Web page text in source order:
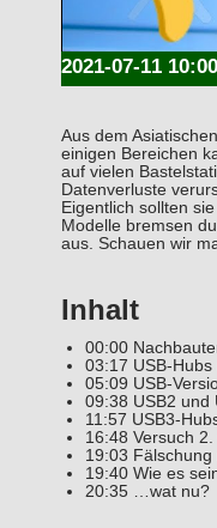
2021-07-11 10:00
Aus dem
einigen Bereichen
auf vielen
Datenverluste
Eigentlich sollten
Modelle bremsen
aus. Schauen wir
Inhalt
00:00
03:17 USB-
05:09 USB-
09:38 USB2 und
11:57 USB3-
16:48 Versuch
19:03
19:40 Wie es
20:35 …wat nu?